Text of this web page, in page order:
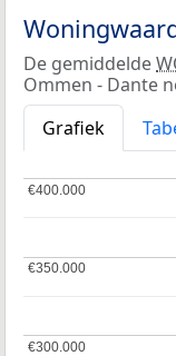
De gemiddelde
Ommen - Dante
Grafiek
€300.000
€300.000
€350.000
€350.000
€400.000
€400.000